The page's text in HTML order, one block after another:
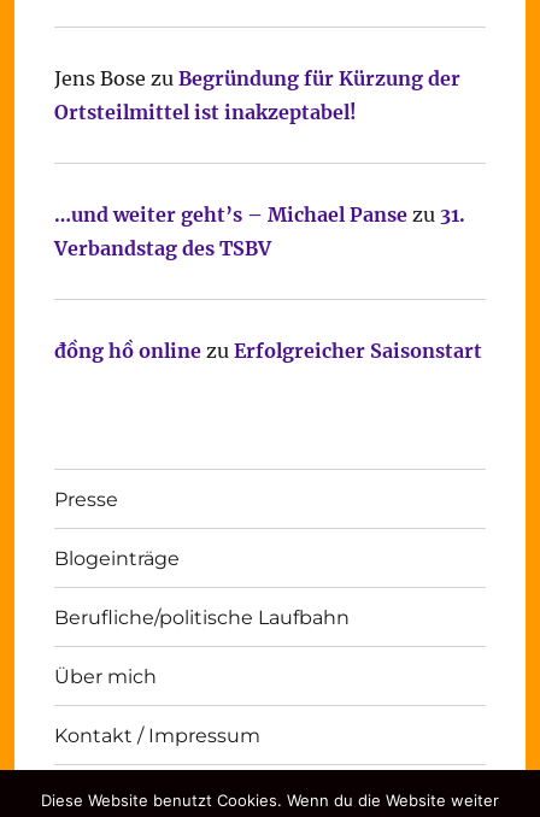
Jens Bose zu Begründung für Kürzung der
Ortsteilmittel ist inakzeptabel!
…und weiter geht’s – Michael Pansezu 31.
Verbandstag des TSBV
đồng hồ onlinezu Erfolgreicher Saisonstart
Presse
Blogeinträge
Berufliche/politische Laufbahn
Über mich
Kontakt / Impressum
Michael Panse Kontakt / Impressum Stolz
Diese Website benutzt Cookies. Wenn du die Website weiter